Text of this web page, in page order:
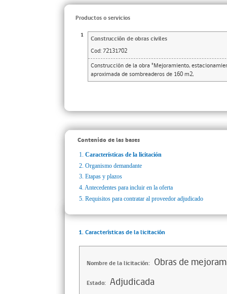
Productos o servicios
1
Construcción de obras civiles
Cod: 72131702
Construcción de la obra "Mejoramiento,
aproximada de sombreaderos de 160 m2,
Contenido de las bases
1. Características de la licitación
2. Organismo demandante
3. Etapas y plazos
4. Antecedentes para incluir en la oferta
5. Requisitos para contratar al proveedor adjudicado
1. Características de la licitación
Nombre de la licitación: Obras de
Estado: Adjudicada